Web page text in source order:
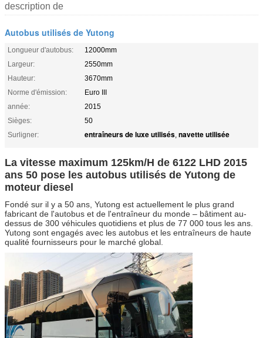
description de
Autobus utilisés de Yutong
Longueur d'autobus:
12000mm
Largeur:
2550mm
Hauteur:
3670mm
Norme d'émission:
Euro III
année:
2015
Sièges:
50
Surligner:
entraîneurs de luxe utilisés, navette utilisée
La vitesse maximum 125km/H de 6122 LHD 2015
ans 50 pose les autobus utilisés de Yutong de
moteur diesel
Fondé sur il y a 50 ans, Yutong est actuellement le plus grand
fabricant de l'autobus et de l'entraîneur du monde – bâtiment au-
dessus de 300 véhicules quotidiens et plus de 77 000 tous les ans.
Yutong sont engagés avec les autobus et les entraîneurs de haute
qualité fournisseurs pour le marché global.